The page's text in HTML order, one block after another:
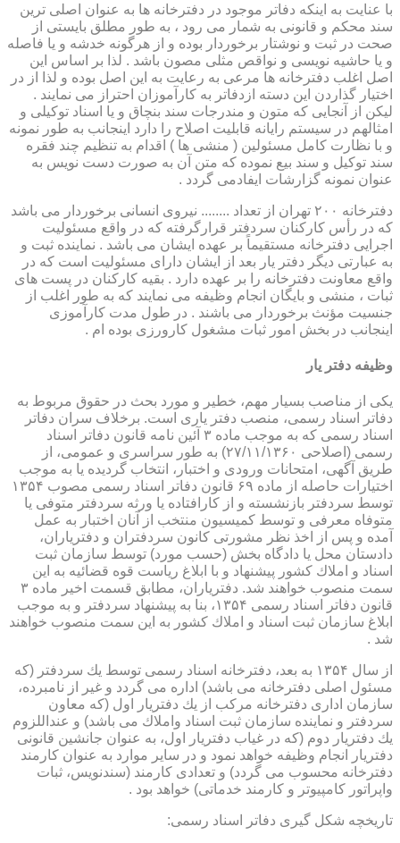
با عنایت به اینکه دفاتر موجود در دفترخانه ها به عنوان اصلی ترین
سند محکم و قانونی به شمار می رود ، به طور مطلق بایستی از
صحت در ثبت و نوشتار برخوردار بوده و از هرگونه خدشه و یا فاصله
و یا حاشیه نویسی و نواقص مثلی مصون باشد . لذا بر اساس این
اصل اغلب دفترخانه ها مرعی به رعایت به این اصل بوده و لذا از در
اختیار گذاردن این دسته ازدفاتر به کارآموزان احتراز می نمایند .
لیکن از آنجایی که متون و مندرجات سند بنچاق و یا اسناد توکیلی و
امثالهم در سیستم رایانه قابلیت اصلاح را دارد اینجانب به طور نمونه
و با نظارت کامل مسئولین ( منشی ها ) اقدام به تنظیم چند فقره
سند توکیل و سند بیع نموده که متن آن به صورت دست نویس به
عنوان نمونه گزارشات ایفادمی گردد .
دفترخانه ۲۰۰ تهران از تعداد ........ نیروی انسانی برخوردار می باشد
که در رأس کارکنان سردفتر قرارگرفته که در واقع مسئولیت
اجرایی دفترخانه مستقیماً بر عهده ایشان می باشد . نماینده ثبت و
به عبارتی دیگر دفتر یار بعد از ایشان دارای مسئولیت است که در
واقع معاونت دفترخانه را بر عهده دارد . بقیه کارکنان در پست های
ثبات ، منشی و بایگان انجام وظیفه می نمایند که به طور اغلب از
جنسیت مؤنث برخوردار می باشند . در طول مدت کارآموزی
اینجانب در بخش امور ثبات مشغول کارورزی بوده ام .
وظیفه دفتر یار
یكی از مناصب بسیار مهم، خطیر و مورد بحث در حقوق مربوط به
دفاتر اسناد رسمی، منصب دفتر یاری است. برخلاف سران دفاتر
اسناد رسمی كه به موجب ماده ۳ آئین نامه قانون دفاتر اسناد
رسمی (اصلاحی ۲۷/۱۱/۱۳۶۰) به طور سراسری و عمومی، از
طریق آگهی، امتحانات ورودی و اختبار، انتخاب گردیده یا به موجب
اختیارات حاصله از ماده ۶۹ قانون دفاتر اسناد رسمی مصوب ۱۳۵۴
توسط سردفتر بازنشسته و از كارافتاده یا ورثه سردفتر متوفی یا
متوفاه معرفی و توسط كمیسیون منتخب از آنان اختبار به عمل
آمده و پس از اخذ نظر مشورتی كانون سردفتران و دفتریاران،
دادستان محل یا دادگاه بخش (حسب مورد) توسط سازمان ثبت
اسناد و املاك كشور پیشنهاد و با ابلاغ ریاست قوه قضائیه به این
سمت منصوب خواهند شد. دفتریاران، مطابق قسمت اخیر ماده ۳
قانون دفاتر اسناد رسمی ۱۳۵۴، بنا به پیشنهاد سردفتر و به موجب
ابلاغ سازمان ثبت اسناد و املاك كشور به این سمت منصوب خواهند
شد .
از سال ۱۳۵۴ به بعد، دفترخانه اسناد رسمی توسط یك سردفتر (كه
مسئول اصلی دفترخانه می باشد) اداره می گردد و غیر از نامبرده،
سازمان اداری دفترخانه مركب از یك دفتریار اول (كه معاون
سردفتر و نماینده سازمان ثبت اسناد واملاك می باشد) و عنداللزوم
یك دفتریار دوم (كه در غیاب دفتریار اول، به عنوان جانشین قانونی
دفتریار انجام وظیفه خواهد نمود و در سایر موارد به عنوان كارمند
دفترخانه محسوب می گردد) و تعدادی كارمند (سندنویس، ثبات
واپراتور كامپیوتر و كارمند خدماتی) خواهد بود .
تاریخچه شكل گیری دفاتر اسناد رسمی: